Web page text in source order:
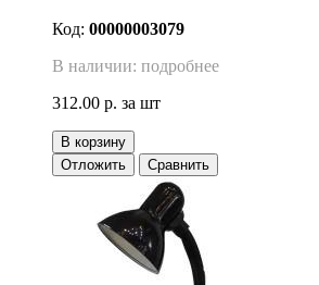
Код: 00000003079
В наличии: подробнее
312.00 р. за шт
В корзину
Отложить
Сравнить